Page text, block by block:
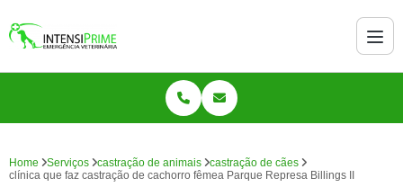
Home Serviços castração de animais
castração de cães
clínica que faz castração de cachorro fêmea Parque Represa Billings II